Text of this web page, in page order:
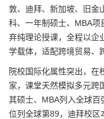
敦、迪拜、新加坡、旧金
科、一年制硕士、MBA
弃纯理论授课，全程以企
学载体，适配跨境贸易、
院校国际化属性突出，在
家，课堂天然模拟多元跨
其硕士、MBA列入全球
位列全球第89，迪拜校区